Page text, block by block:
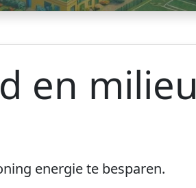
en milieu
energie te besparen.